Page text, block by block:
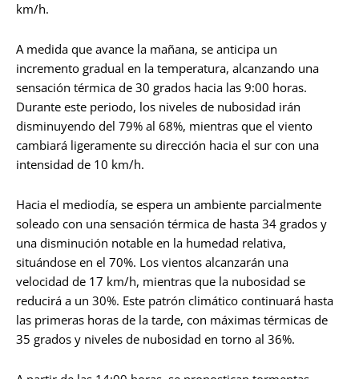
km/h.
A medida que avance la mañana, se anticipa un
incremento gradual en la temperatura, alcanzando una
sensación térmica de 30 grados hacia las 9:00 horas.
Durante este periodo, los niveles de nubosidad irán
disminuyendo del 79% al 68%, mientras que el viento
cambiará ligeramente su dirección hacia el sur con una
intensidad de 10 km/h.
Hacia el mediodía, se espera un ambiente parcialmente
soleado con una sensación térmica de hasta 34 grados y
una disminución notable en la humedad relativa,
situándose en el 70%. Los vientos alcanzarán una
velocidad de 17 km/h, mientras que la nubosidad se
reducirá a un 30%. Este patrón climático continuará hasta
las primeras horas de la tarde, con máximas térmicas de
35 grados y niveles de nubosidad en torno al 36%.